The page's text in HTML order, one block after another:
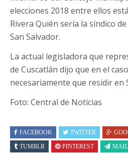
elecciones 2018 entre ellos
Rivera Quién sería la síndico
San Salvador.
La actual legisladora que
de Cuscatlán dijo que en el
necesariamente que residir en
Foto: Central de Noticias
FACEBOOK TWITTER
TUMBLR
PINTEREST MAIL